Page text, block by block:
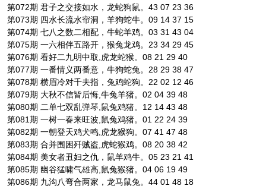
第072期 君子之交接如水，龙蛇狗鼠。43 07 23 36
第073期 四水长流水帘洞，羊狗蛇牛。09 14 37 15
第074期 七八之数二相配，牛蛇羊鸡。03 31 43 04
第075期 一六相伴五路开，猴兔龙鸡。23 34 29 45
第076期 看好二九明中取,虎龙蛇猴。08 21 29 40
第077期 一番情义两番意，牛狗蛇兔。28 29 38 47
第078期 横眉冷对千夫指，兔鸡蛇狗。22 02 12 46
第079期 大秋不信皆后悔,牛兔羊猪。02 04 39 48
第080期 二单七双乱弹琴,鼠兔鸡猪。12 14 43 48
第081期 一树一春来旺波,鼠兔鸡猪。01 22 24 39
第082期 一朝登天鸡犬鸣,虎龙猴狗。07 41 47 48
第083期 合并围困歼贼盗,虎蛇猴鸡。08 20 38 42
第084期 美女者丑妇之仇，鼠羊鸡牛。05 23 21 41
第085期 幽谷猛啸气雄高,鼠兔猴猪。04 06 19 49
第086期 九沟八弯合两家，龙马鼠兔。44 01 48 18